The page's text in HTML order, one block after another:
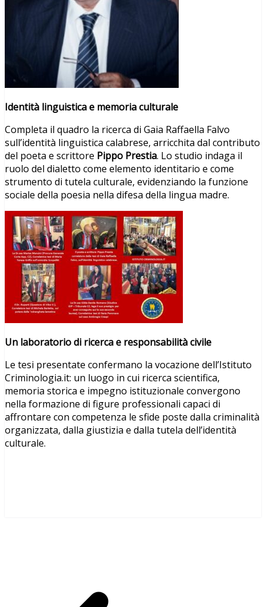
Identità linguistica e memoria culturale
Completa il quadro la ricerca di Gaia Raffaella Falvo
sull’identità linguistica calabrese, arricchita dal contributo
del poeta e scrittore Pippo Prestia. Lo studio indaga il
ruolo del dialetto come elemento identitario e come
strumento di tutela culturale, evidenziando la funzione
sociale della poesia nella difesa della lingua madre.
Un laboratorio di ricerca e responsabilità civile
Le tesi presentate confermano la vocazione dell’Istituto
Criminologia.it: un luogo in cui ricerca scientifica,
memoria storica e impegno istituzionale convergono
nella formazione di figure professionali capaci di
affrontare con competenza le sfide poste dalla criminalità
organizzata, dalla giustizia e dalla tutela dell’identità
culturale.